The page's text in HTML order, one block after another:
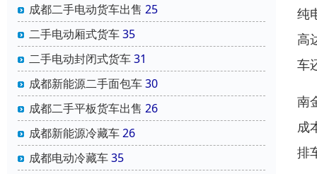
成都二手电动货车出售 25
二手电动厢式货车35
二手电动封闭式货车31
成都新能源二手面包车30
成都二手平板货车出售 26
成都新能源冷藏车26
成都电动冷藏车35
纯
高
车
南
成
排